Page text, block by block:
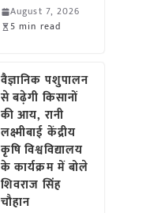
August 7, 2026
5 min read
वैज्ञानिक पशुपालन
से बढ़ेगी किसानों
की आय, रानी
लक्ष्मीबाई केंद्रीय
कृषि विश्वविद्यालय
के कार्यक्रम में बोले
शिवराज सिंह
चौहान